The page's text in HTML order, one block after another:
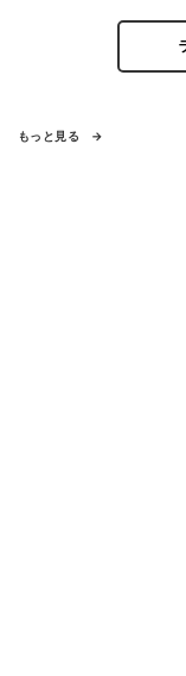
もっと見る